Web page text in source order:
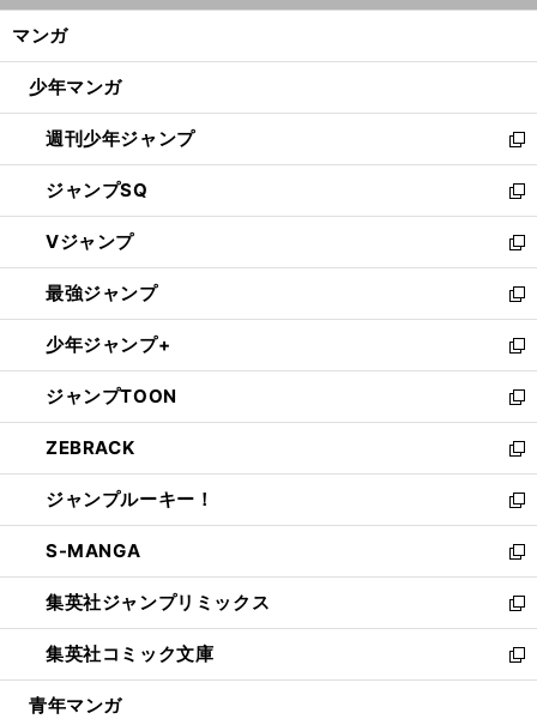
ン
ウ
開
く
マンガ
少年マンガ
週刊少年ジャンプ
新
し
い
ウ
ィ
ン
ド
ウ
で
開
く
ジャンプSQ
新
し
い
ウ
ィ
ン
ド
ウ
で
開
く
Vジャンプ
新
し
い
ウ
ィ
ン
ド
ウ
で
開
く
最強ジャンプ
新
し
い
ウ
ィ
ン
ド
ウ
で
開
く
少年ジャンプ+
新
し
い
ウ
ィ
ン
ド
ウ
で
開
く
ジャンプTOON
新
し
い
ウ
ィ
ン
ド
ウ
で
開
く
ZEBRACK
新
し
い
ウ
ィ
ン
ド
ウ
で
開
ジャンプルーキー！
新
し
い
ウ
ィ
ン
ド
ウ
S-MANGA
新
し
い
ウ
ィ
ン
集英社ジャンプリミックス
新
し
い
ウ
集英社コミック文庫
新
し
青年マンガ